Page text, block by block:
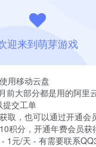
费后查看
￥1
迎来到萌芽游戏
用移动云盘
前大部分都是用的阿里
提交工单
取，也可以通过开通会
积分，开通年费会员获
1元/天 - 有需要联系